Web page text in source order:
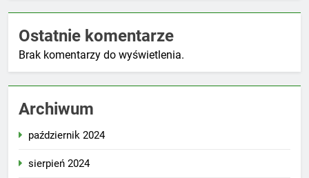
Ostatnie komentarze
Brak komentarzy do wyświetlenia.
Archiwum
październik 2024
sierpień 2024